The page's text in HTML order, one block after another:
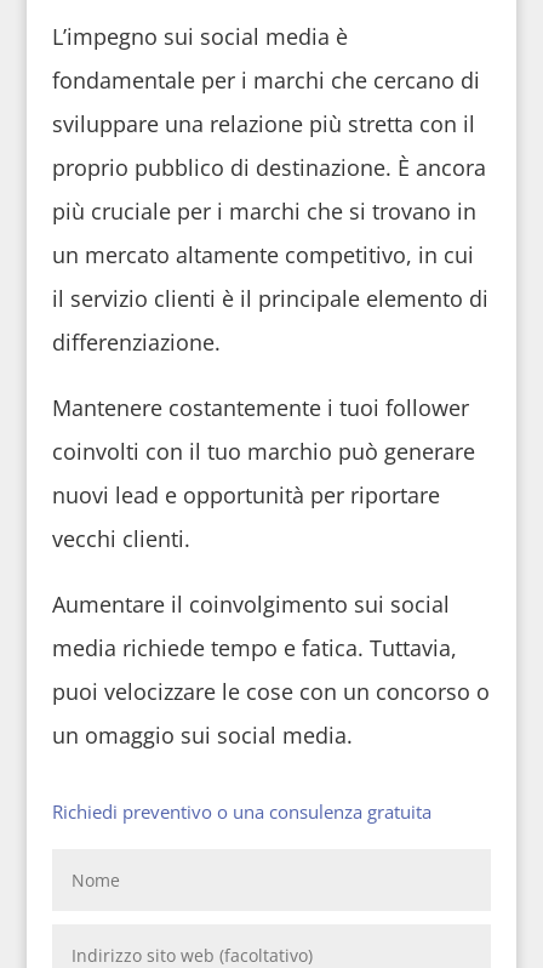
L’impegno sui social media è
fondamentale per i marchi che cercano di
sviluppare una relazione più stretta con il
proprio pubblico di destinazione. È ancora
più cruciale per i marchi che si trovano in
un mercato altamente competitivo, in cui
il servizio clienti è il principale elemento di
differenziazione.
Mantenere costantemente i tuoi follower
coinvolti con il tuo marchio può generare
nuovi lead e opportunità per riportare
vecchi clienti.
Aumentare il coinvolgimento sui social
media richiede tempo e fatica. Tuttavia,
puoi velocizzare le cose con un concorso o
un omaggio sui social media.
Richiedi preventivo o una consulenza gratuita